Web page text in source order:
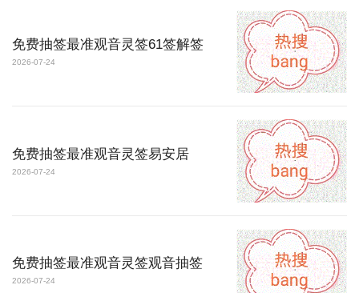
免费抽签最准观音灵签61签解签
2026-07-24
免费抽签最准观音灵签易安居
2026-07-24
免费抽签最准观音灵签观音抽签
2026-07-24